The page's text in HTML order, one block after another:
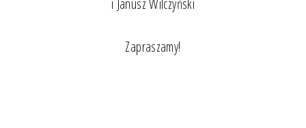
i Janusz Wilczyński
Zapraszamy!